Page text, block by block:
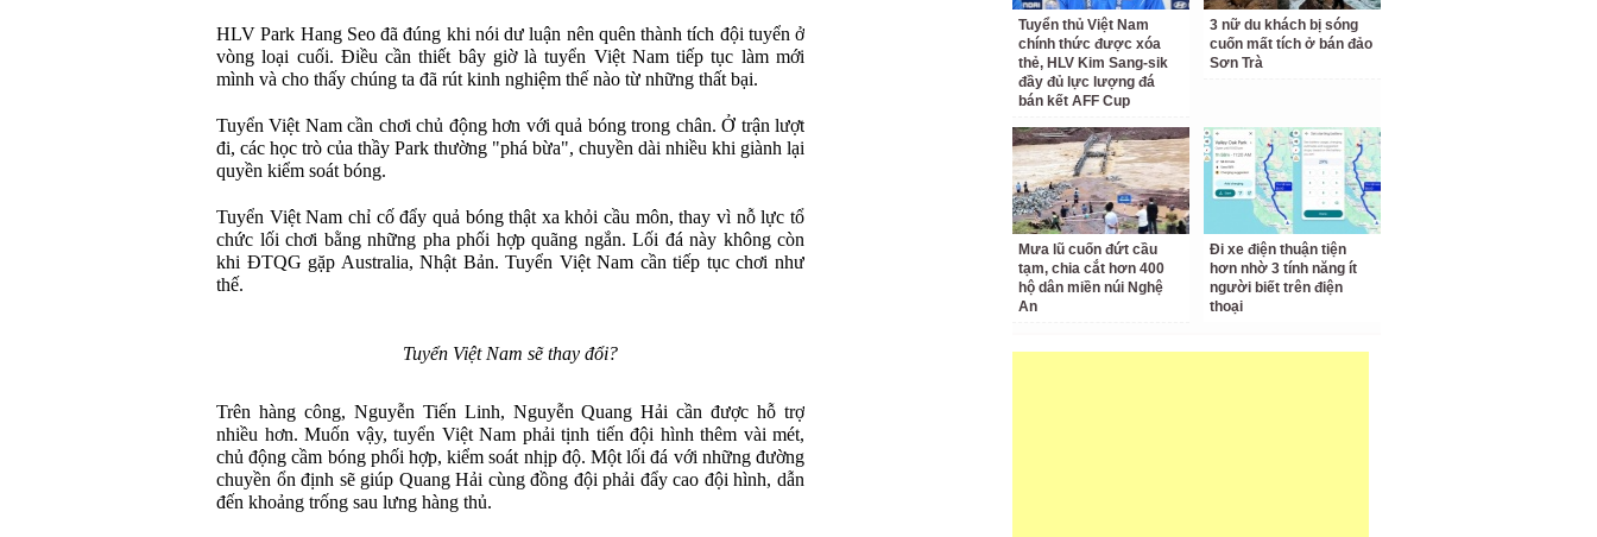
HLV Park Hang Seo đã đúng khi nói dư luận nên quên thành tích đội tuyển ở
vòng loại cuối. Điều cần thiết bây giờ là tuyển Việt Nam tiếp tục làm mới
mình và cho thấy chúng ta đã rút kinh nghiệm thế nào từ những thất bại.
Tuyển Việt Nam cần chơi chủ động hơn với quả bóng trong chân. Ở trận lượt
đi, các học trò của thầy Park thường "phá bừa", chuyền dài nhiều khi giành lại
quyền kiểm soát bóng.
Tuyển Việt Nam chỉ cố đẩy quả bóng thật xa khỏi cầu môn, thay vì nỗ lực tổ
chức lối chơi bằng những pha phối hợp quãng ngắn. Lối đá này không còn
khi ĐTQG gặp Australia, Nhật Bản. Tuyển Việt Nam cần tiếp tục chơi như
thế.
Tuyển Việt Nam sẽ thay đổi?
Trên hàng công, Nguyễn Tiến Linh, Nguyễn Quang Hải cần được hỗ trợ
nhiều hơn. Muốn vậy, tuyển Việt Nam phải tịnh tiến đội hình thêm vài mét,
chủ động cầm bóng phối hợp, kiểm soát nhịp độ. Một lối đá với những đường
chuyền ổn định sẽ giúp Quang Hải cùng đồng đội phải đẩy cao đội hình, dẫn
đến khoảng trống sau lưng hàng thủ.
Tuyển thủ Việt Nam
chính thức được xóa
thẻ, HLV Kim Sang-sik
đầy đủ lực lượng đá
bán kết AFF Cup
3 nữ du khách bị sóng
cuốn mất tích ở bán đảo
Sơn Trà
Mưa lũ cuốn đứt cầu
tạm, chia cắt hơn 400
hộ dân miền núi Nghệ
An
Đi xe điện thuận tiện
hơn nhờ 3 tính năng ít
người biết trên điện
thoại